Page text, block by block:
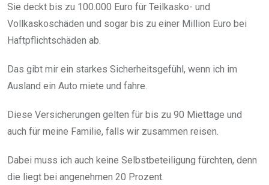
Sie deckt bis zu 100.000 Euro für Teilkasko- und
Vollkaskoschäden und sogar bis zu einer Million Euro bei
Haftpflichtschäden ab.
Das gibt mir ein starkes Sicherheitsgefühl, wenn ich im
Ausland ein Auto miete und fahre.
Diese Versicherungen gelten für bis zu 90 Miettage und
auch für meine Familie, falls wir zusammen reisen.
Dabei muss ich auch keine Selbstbeteiligung fürchten, denn
die liegt bei angenehmen 20 Prozent.